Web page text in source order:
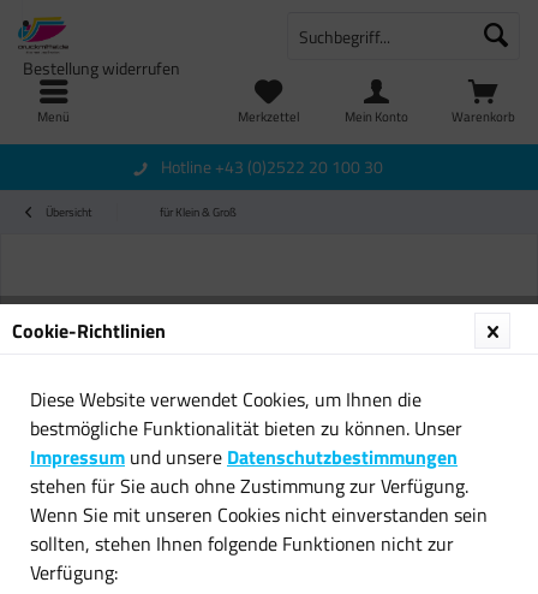
Menü Warenkorb
Merkzettel
Bestellung widerrufen
Mein Konto
Hotline +43 (0)2522 20 100 30
Übersicht für Klein & Groß
Cookie-Richtlinien
Diese Website verwendet Cookies, um Ihnen die
bestmögliche Funktionalität bieten zu können. Unser
Impressum und unsere Datenschutzbestimmungen
stehen für Sie auch ohne Zustimmung zur Verfügung.
Wenn Sie mit unseren Cookies nicht einverstanden sein
sollten, stehen Ihnen folgende Funktionen nicht zur
Verfügung: